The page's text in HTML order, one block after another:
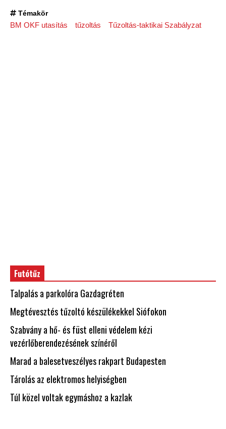
Témakör
BM OKF utasítás tűzoltás Tűzoltás-taktikai Szabályzat
Futótűz
Talpalás a parkolóra Gazdagréten
Megtévesztés tűzoltó készülékekkel Siófokon
Szabvány a hő- és füst elleni védelem kézi
vezérlőberendezésének színéről
Marad a balesetveszélyes rakpart Budapesten
Tárolás az elektromos helyiségben
Túl közel voltak egymáshoz a kazlak